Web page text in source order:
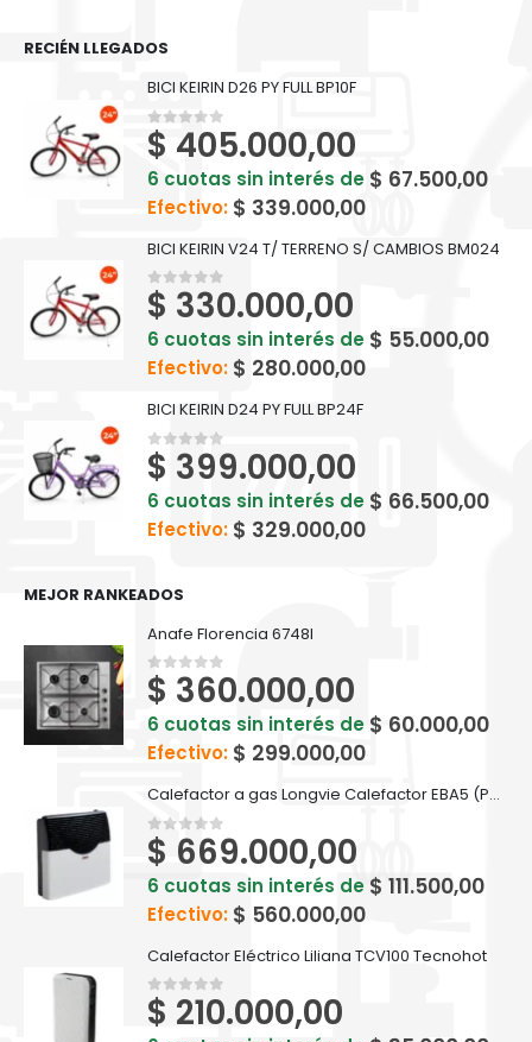
RECIÉN LLEGADOS
BICI KEIRIN D26 PY FULL BP10F
0out of 5
$ 405.000,00
6 cuotas sin interés de $ 67.500,00
Efectivo: $ 339.000,00
BICI KEIRIN V24 T/ TERRENO S/ CAMBIOS BM024
0out of 5
$ 330.000,00
6 cuotas sin interés de $ 55.000,00
Efectivo: $ 280.000,00
BICI KEIRIN D24 PY FULL BP24F
0out of 5
$ 399.000,00
6 cuotas sin interés de $ 66.500,00
Efectivo: $ 329.000,00
MEJOR RANKEADOS
Anafe Florencia 6748I
0out of 5
$ 360.000,00
6 cuotas sin interés de $ 60.000,00
Efectivo: $ 299.000,00
Calefactor a gas Longvie Calefactor EBA5 (PRM) TB5.0 5000kcal
0out of 5
$ 669.000,00
6 cuotas sin interés de $ 111.500,00
Efectivo: $ 560.000,00
Calefactor Eléctrico Liliana TCV100 Tecnohot
0out of 5
$ 210.000,00